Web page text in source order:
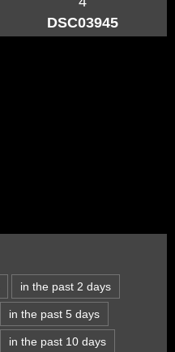
DSC03945
in the past 2 days
in the past 5 days
in the past 10 days